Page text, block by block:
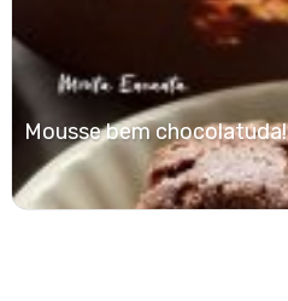
Mousse bem chocolatuda!